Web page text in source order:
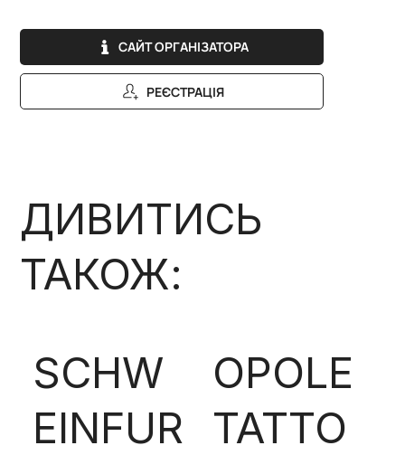
САЙТ ОРГАНІЗАТОРА
РЕЄСТРАЦІЯ
ДИВИТИСЬ
ТАКОЖ:
SCHW
EINFUR
OPOLE
TATTO